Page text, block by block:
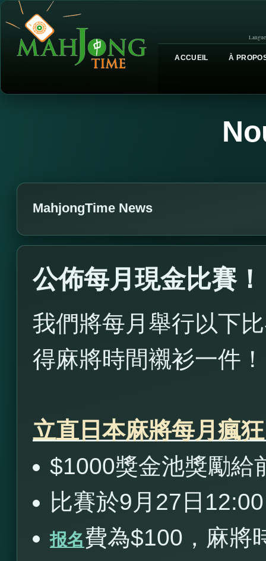
ACCUEIL À
MahjongTime News
公佈每月現金比賽！
我們將每月舉行以下
得麻將時間襯衫一件！
立直日本麻將每月瘋
$1000獎金池獎勵給
比賽於9月27日
报名費為$100，麻將